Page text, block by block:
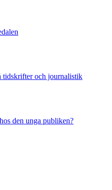
tidskrifter och journalistik
den unga publiken?